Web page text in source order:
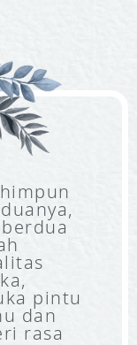
pintu
dan
rasa